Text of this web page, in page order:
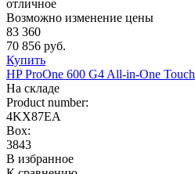
отличное
Возможно изменение цены
83 360
70 856 руб.
Купить
HP ProOne 600 G4 All-in-One Touch
На складе
Product number:
4KX87EA
Box:
3843
В избранное